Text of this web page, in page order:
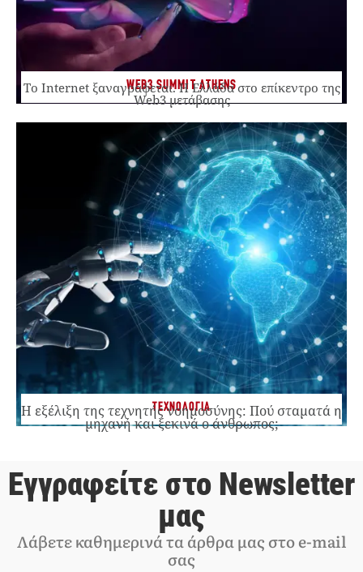
WEB3 SUMMIT ATHENS
Το Internet ξαναγράφεται. Η Ελλάδα στο επίκεντρο της
Web3 μετάβασης
ΤΕΧΝΟΛΟΓΙΑ
Η εξέλιξη της τεχνητής νοημοσύνης: Πού σταματά η
μηχανή και ξεκινά ο άνθρωπος;
Εγγραφείτε στο Newsletter
μας
Λάβετε καθημερινά τα άρθρα μας στο e-mail
σας